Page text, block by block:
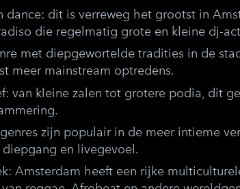
dance: dit is verreweg het grootst in
die regelmatig grote en kleine dj-
met diepgewortelde tradities in de
meer mainstream optredens.
: van kleine zalen tot grotere podia, dit
zijn populair in de meer intieme
en livegevoel.
: Amsterdam heeft een rijke